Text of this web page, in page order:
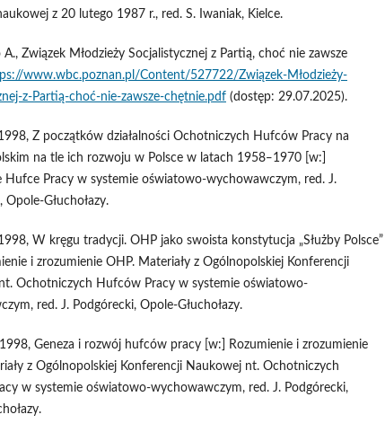
z 20 lutego 1987 r., red. S. Iwaniak, Kielce.
Związek Młodzieży Socjalistycznej z Partią, choć nie zawsze
www.wbc.poznan.pl/Content/527722/Związek-Młodzieży-
z-Partią-choć-nie-zawsze-chętnie.pdf (dostęp: 29.07.2025).
Z początków działalności Ochotniczych Hufców Pracy na
na tle ich rozwoju w Polsce w latach 1958‒1970 [w:]
Hufce Pracy w systemie oświatowo-wychowawczym, red. J.
Opole-Głuchołazy.
W kręgu tradycji. OHP jako swoista konstytucja „Służby Polsce”
i zrozumienie OHP. Materiały z Ogólnopolskiej Konferencji
Ochotniczych Hufców Pracy w systemie oświatowo-
red. J. Podgórecki, Opole-Głuchołazy.
Geneza i rozwój hufców pracy [w:] Rozumienie i zrozumienie
z Ogólnopolskiej Konferencji Naukowej nt. Ochotniczych
w systemie oświatowo-wychowawczym, red. J. Podgórecki,